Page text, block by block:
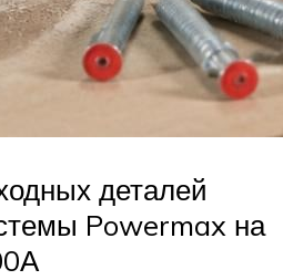
деталей
Powermax на